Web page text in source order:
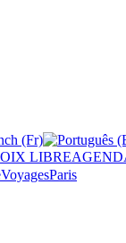
LIBRE
VoyagesParis